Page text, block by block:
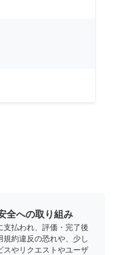
全への取り組み
払われ、評価・完了後
約違反の恐れや、少し
スやリクエストやユーザ